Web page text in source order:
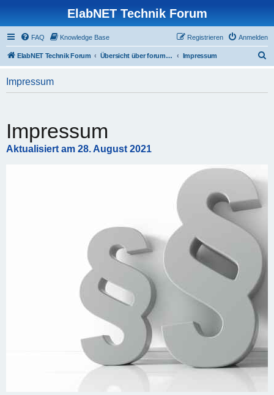
ElabNET Technik Forum
FAQ Knowledge Base Anmelden
Registrieren
ElabNET Technik Forum Übersicht über forum.timberwolf.io Impressum
Impressum
Impressum
Aktualisiert am 28. August 2021